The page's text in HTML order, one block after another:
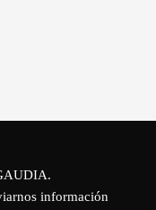
.
información